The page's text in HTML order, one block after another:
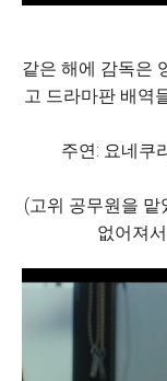
같은 해에 감독은
고 드라마판 배역
주연: 요네쿠
(고위 공무원을 맡
없어져